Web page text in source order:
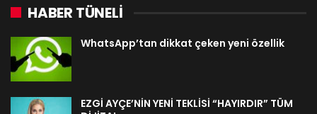
HABER TÜNELİ
WhatsApp’tan dikkat çeken yeni özellik
EZGİ AYÇE’NİN YENİ TEKLİSİ “HAYIRDIR” TÜM